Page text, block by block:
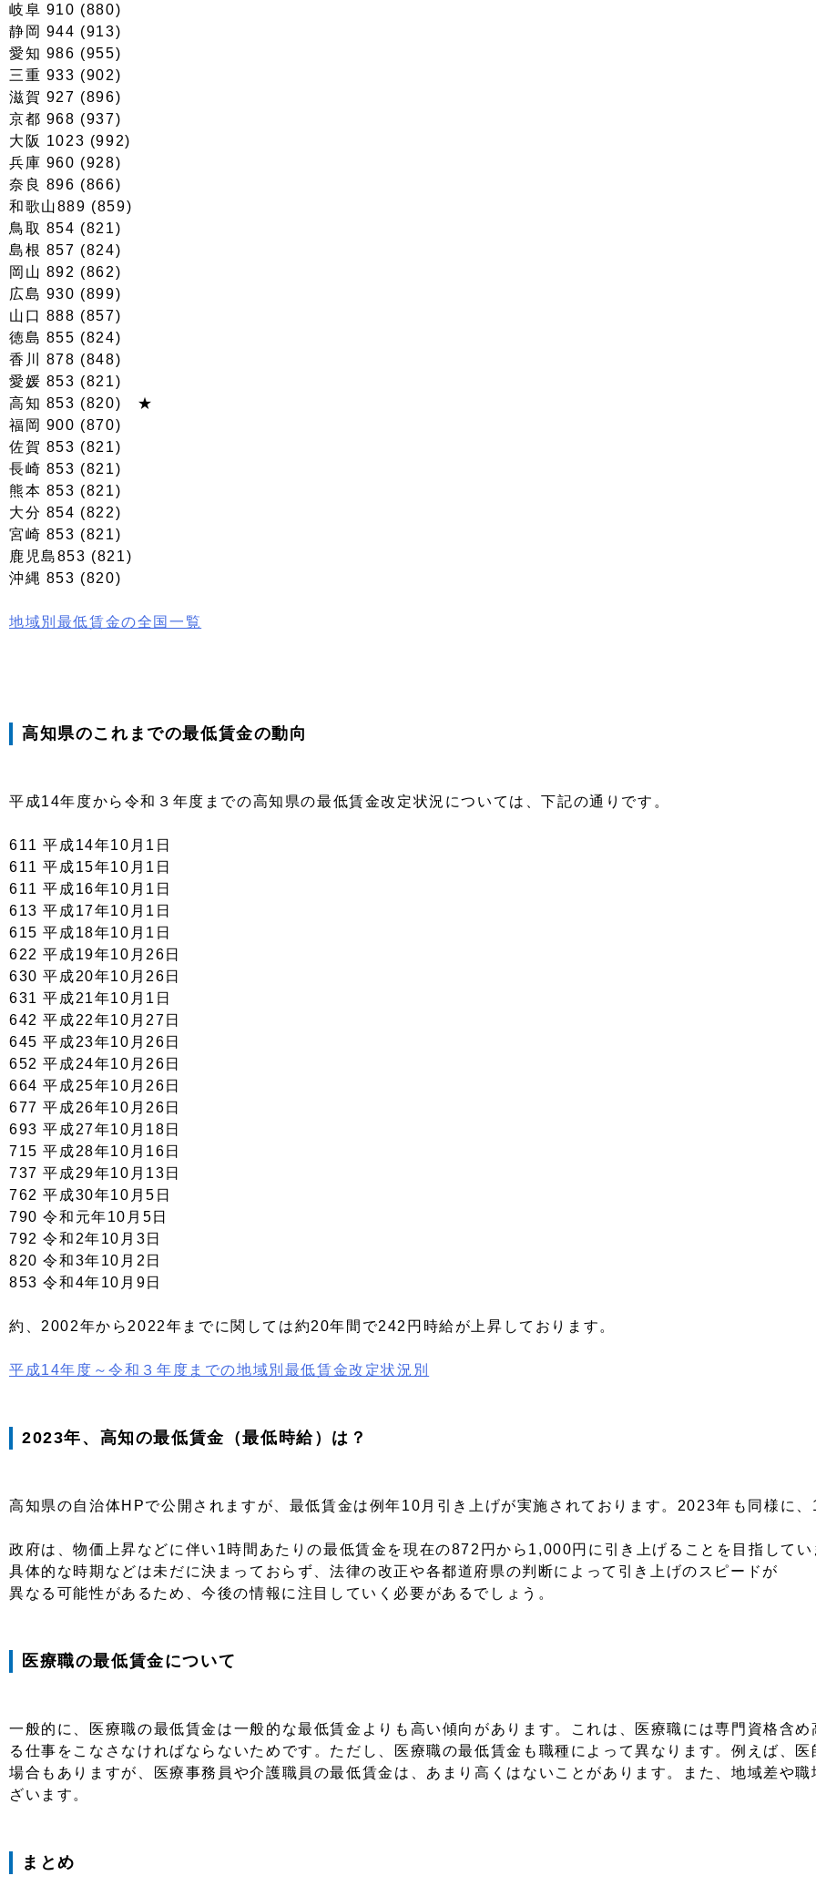
岐阜 910 (880)
静岡 944 (913)
愛知 986 (955)
三重 933 (902)
滋賀 927 (896)
京都 968 (937)
大阪 1023 (992)
兵庫 960 (928)
奈良 896 (866)
和歌山889 (859)
鳥取 854 (821)
島根 857 (824)
岡山 892 (862)
広島 930 (899)
山口 888 (857)
徳島 855 (824)
香川 878 (848)
愛媛 853 (821)
高知 853 (820) ★
福岡 900 (870)
佐賀 853 (821)
長崎 853 (821)
熊本 853 (821)
大分 854 (822)
宮崎 853 (821)
鹿児島853 (821)
沖縄 853 (820)
地域別最低賃金の全国一覧
高知県のこれまでの最低賃金の動向
平成14年度から令和３年度までの高知県の最低賃金改定状況については、下記の通りです。
611 平成14年10月1日
611 平成15年10月1日
611 平成16年10月1日
613 平成17年10月1日
615 平成18年10月1日
622 平成19年10月26日
630 平成20年10月26日
631 平成21年10月1日
642 平成22年10月27日
645 平成23年10月26日
652 平成24年10月26日
664 平成25年10月26日
677 平成26年10月26日
693 平成27年10月18日
715 平成28年10月16日
737 平成29年10月13日
762 平成30年10月5日
790 令和元年10月5日
792 令和2年10月3日
820 令和3年10月2日
853 令和4年10月9日
約、2002年から2022年までに関しては約20年間で242円時給が上昇しております。
平成14年度～令和３年度までの地域別最低賃金改定状況別
2023年、高知の最低賃金（最低時給）は？
高知県の自治体HPで公開されますが、最低賃金は例年10月引き上げが実施されております。2023年も同様に、
政府は、物価上昇などに伴い1時間あたりの最低賃金を現在の872円から1,000円に引き上げることを目指してい
具体的な時期などは未だに決まっておらず、法律の改正や各都道府県の判断によって引き上げのスピードが
異なる可能性があるため、今後の情報に注目していく必要があるでしょう。
医療職の最低賃金について
一般的に、医療職の最低賃金は一般的な最低賃金よりも高い傾向があります。これは、医療職には専門資格含
る仕事をこなさなければならないためです。ただし、医療職の最低賃金も職種によって異なります。例えば、
場合もありますが、医療事務員や介護職員の最低賃金は、あまり高くはないことがあります。また、地域差や
ざいます。
まとめ